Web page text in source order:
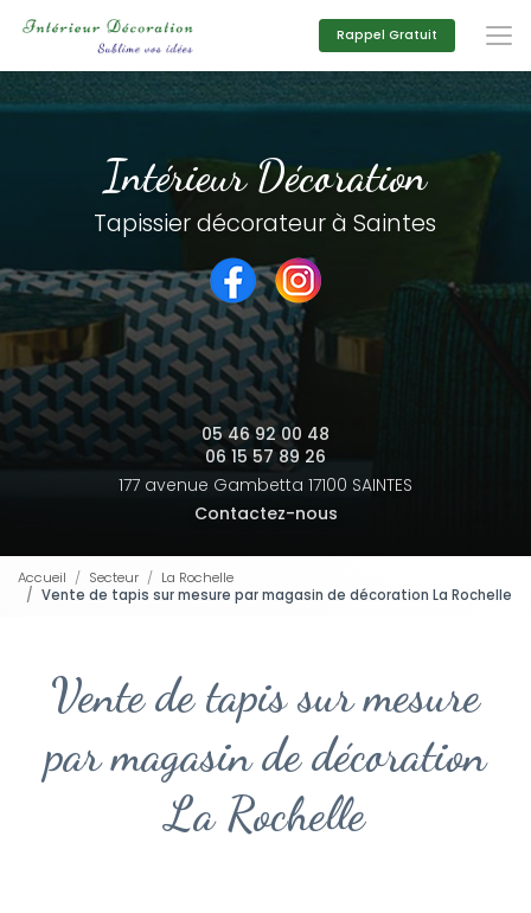
principal
Rappel Gratuit
Intérieur Décoration
Tapissier décorateur à Saintes
05 46 92 00 48
06 15 57 89 26
177 avenue Gambetta 17100 SAINTES
Contactez-nous
Accueil Secteur
La Rochelle
Vente de tapis sur mesure par magasin de décoration La Rochelle
Vente de tapis sur mesure
par magasin de décoration
La Rochelle